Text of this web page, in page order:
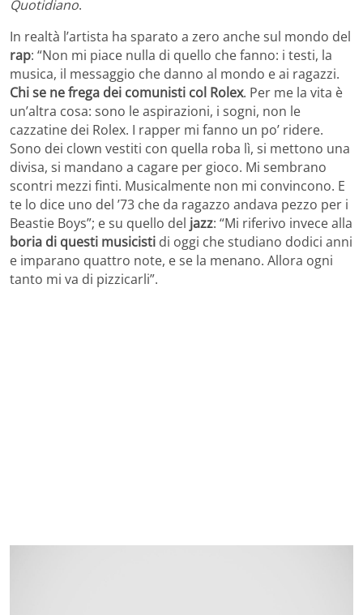
Quotidiano.
In realtà l’artista ha sparato a zero anche sul mondo del
rap: “Non mi piace nulla di quello che fanno: i testi, la
musica, il messaggio che danno al mondo e ai ragazzi.
Chi se ne frega dei comunisti col Rolex. Per me la vita è
un’altra cosa: sono le aspirazioni, i sogni, non le
cazzatine dei Rolex. I rapper mi fanno un po’ ridere.
Sono dei clown vestiti con quella roba lì, si mettono una
divisa, si mandano a cagare per gioco. Mi sembrano
scontri mezzi finti. Musicalmente non mi convincono. E
te lo dice uno del ’73 che da ragazzo andava pezzo per i
Beastie Boys”; e su quello del jazz: “Mi riferivo invece alla
boria di questi musicisti di oggi che studiano dodici anni
e imparano quattro note, e se la menano. Allora ogni
tanto mi va di pizzicarli”.